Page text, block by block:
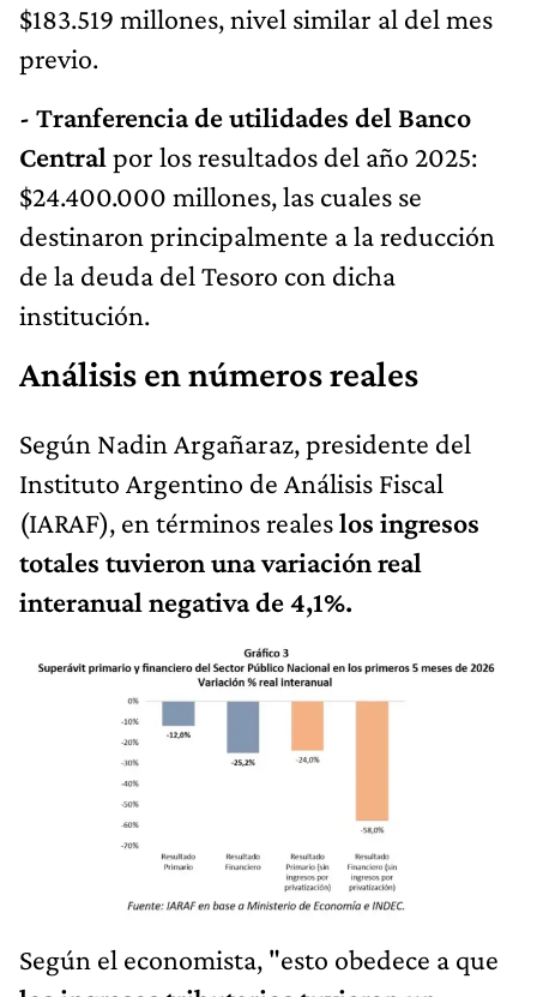
$183.519 millones, nivel similar al del mes
previo.
- Tranferencia de utilidades del Banco
Central por los resultados del año 2025:
$24.400.000 millones, las cuales se
destinaron principalmente a la reducción
de la deuda del Tesoro con dicha
institución.
Análisis en números reales
Según Nadin Argañaraz, presidente del
Instituto Argentino de Análisis Fiscal
(IARAF), en términos realeslos ingresos
totales tuvieron una variación real
interanual negativa de 4,1%.
Según el economista, "esto obedece a que